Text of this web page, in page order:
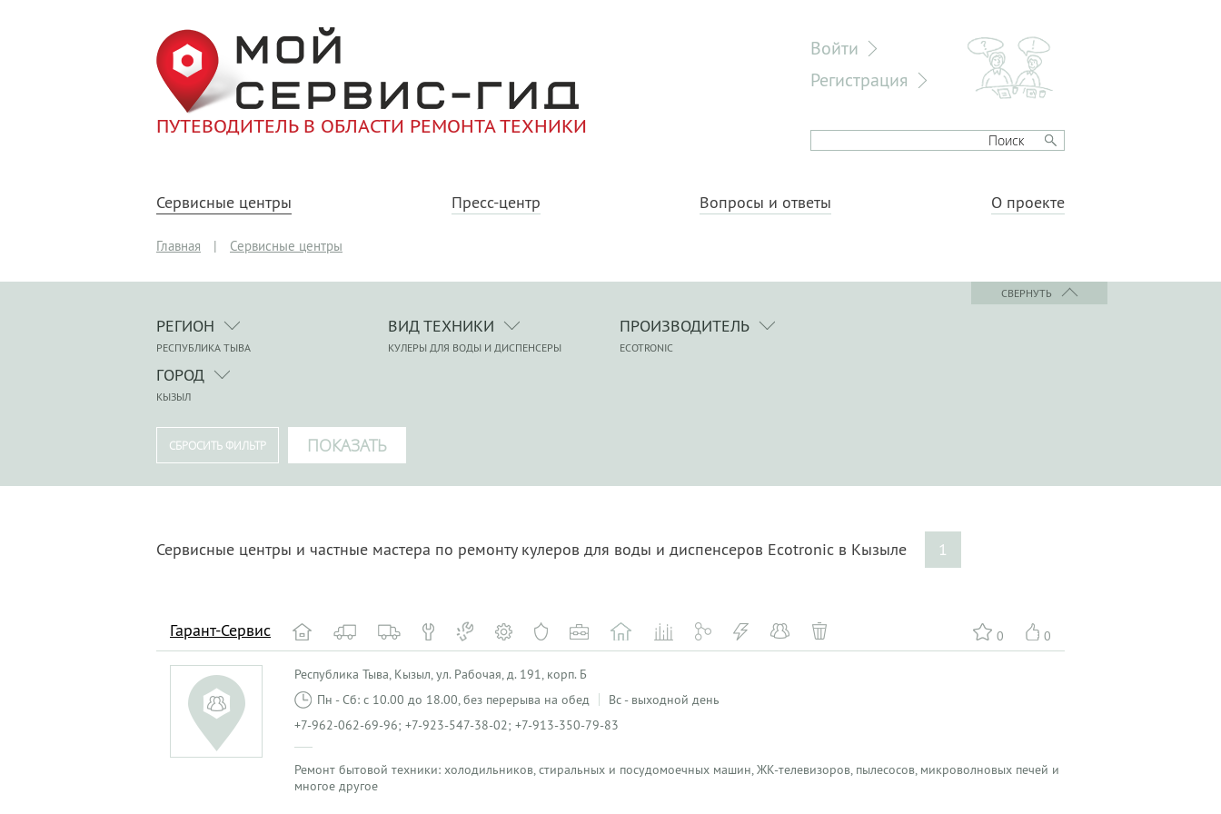
ПУТЕВОДИТЕЛЬ В ОБЛАСТИ РЕМОНТА ТЕХНИКИ
Войти
Регистрация
Сервисные центры Пресс-центр Вопросы и ответы О проекте
Главная | Сервисные центры
СВЕРНУТЬ
РЕГИОН
РЕСПУБЛИКА ТЫВА
ВИД ТЕХНИКИ
КУЛЕРЫ ДЛЯ ВОДЫ И ДИСПЕНСЕРЫ
ПРОИЗВОДИТЕЛЬ
ECOTRONIC
ГОРОД
КЫЗЫЛ
Сервисные центры и частные мастера по ремонту кулеров для воды и диспенсеров Ecotronic в Кызыле 1
0 0
Гарант-Сервис
Республика Тыва, Кызыл, ул. Рабочая, д. 191, корп. Б
Пн - Сб: с 10.00 до 18.00, без перерыва на обед
Вс - выходной день
+7-962-062-69-96; +7-923-547-38-02; +7-913-350-79-83
Ремонт бытовой техники: холодильников, стиральных и посудомоечных машин, ЖК-телевизоров, пылесосов, микроволновых печей и
многое другое